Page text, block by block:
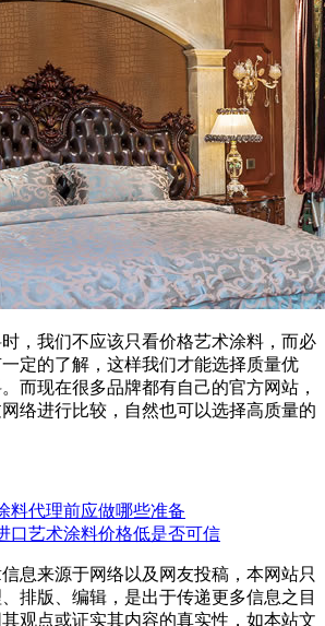
我们不应该只看价格艺术涂料，而必
定的了解，这样我们才能选择质量优
而现在很多品牌都有自己的官方网站，
络进行比较，自然也可以选择高质量的
料代理前应做哪些准备
口艺术涂料价格低是否可信
息来源于网络以及网友投稿，本网站只
排版、编辑，是出于传递更多信息之目
观点或证实其内容的真实性，如本站文